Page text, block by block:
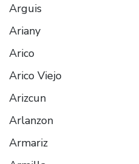
Arguis
Ariany
Arico
Arico Viejo
Arizcun
Arlanzon
Armariz